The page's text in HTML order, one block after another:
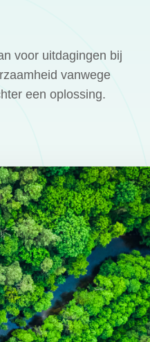
voor uitdagingen bij
vanwege
een oplossing.